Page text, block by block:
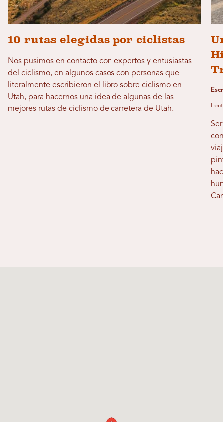
10 rutas elegidas por ciclistas
Nos pusimos en contacto con expertos y entusiastas
del ciclismo, en algunos casos con personas que
literalmente escribieron el libro sobre ciclismo en
Utah, para hacernos una idea de algunas de las
mejores rutas de ciclismo de carretera de Utah.